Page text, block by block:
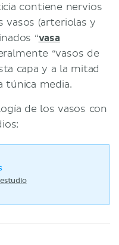
contiene nervios
vasos (arteriolas y
“vasa
“vasos de
capa y a la mitad
túnica media.
de los vasos con